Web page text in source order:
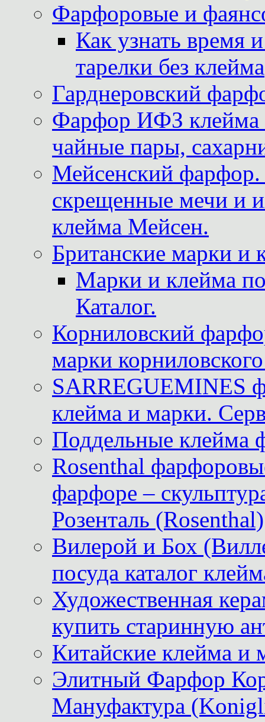
Фарфоровые и
Как узнать время
тарелки без клейма
Гарднеровский
Фарфор ИФЗ клейма
чайные пары,
Мейсенский фарфор.
скрещенные мечи и
клейма Мейсен.
Британские марки и
Марки и клейма
Каталог.
Корниловский
марки
SARREGUEMINES
клейма и марки.
Поддельные клейма
Rosenthal
фарфоре –
Розенталь (Rosenthal)
Вилерой и Бох
посуда каталог
Художественная
купить старинную
Китайские клейма и
Элитный Фарфор
Мануфактура